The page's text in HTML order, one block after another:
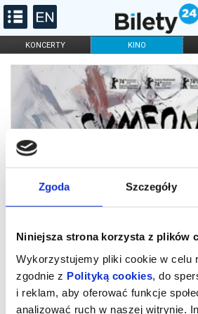
Zgoda Szczegóły
Niniejsza strona korzysta z plików
Wykorzystujemy pliki cookie w celu
zgodnie z Polityką cookies , do
i reklam, aby oferować funkcje
analizować ruch w naszej witrynie.
KONCERTY KINO
FILHARMONIA OPERA I BALET
DLA DZIECI
ONLINE
SYMFONIA O
W centrum tej opowieści jest rodzina,